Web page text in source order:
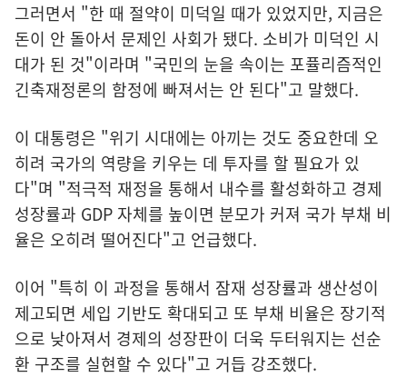
그러면서 "한 때 절약이 미덕일 때가 있었지만, 지금은
돈이 안 돌아서 문제인 사회가 됐다. 소비가 미덕인 시
대가 된 것"이라며 "국민의 눈을 속이는 포퓰리즘적인
긴축재정론의 함정에 빠져서는 안 된다"고 말했다.
이 대통령은 "위기 시대에는 아끼는 것도 중요한데 오
히려 국가의 역량을 키우는 데 투자를 할 필요가 있
다"며 "적극적 재정을 통해서 내수를 활성화하고 경제
성장률과 GDP 자체를 높이면 분모가 커져 국가 부채 비
율은 오히려 떨어진다"고 언급했다.
이어 "특히 이 과정을 통해서 잠재 성장률과 생산성이
제고되면 세입 기반도 확대되고 또 부채 비율은 장기적
으로 낮아져서 경제의 성장판이 더욱 두터워지는 선순
환 구조를 실현할 수 있다"고 거듭 강조했다.